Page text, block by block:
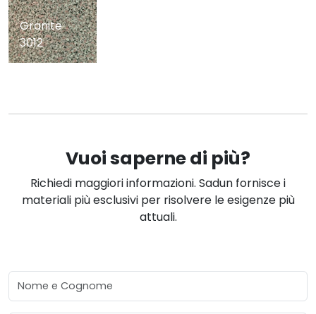
Granite
3012
Vuoi saperne di più?
Richiedi maggiori informazioni. Sadun fornisce i
materiali più esclusivi per risolvere le esigenze più
attuali.
Nome e Cognome